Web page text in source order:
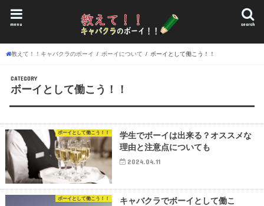
search
menu
教えて！！キャバクラのボーイ ボーイについて ボーイとして働こう！！
CATEGORY
ボーイとして働こう！！
ボーイとして働こう！！
学生でボーイは出来る？オススメな
理由と注意点についても
2024.04.11
ボーイとして働こう！！
キャバクラでボーイとして働こ